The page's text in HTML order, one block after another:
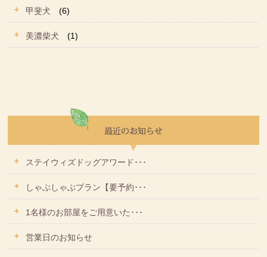
甲斐犬 (6)
美濃柴犬 (1)
ステイウィズドッグアワード･･･
しゃぶしゃぶプラン【要予約･･･
1名様のお部屋をご用意いた･･･
営業日のお知らせ